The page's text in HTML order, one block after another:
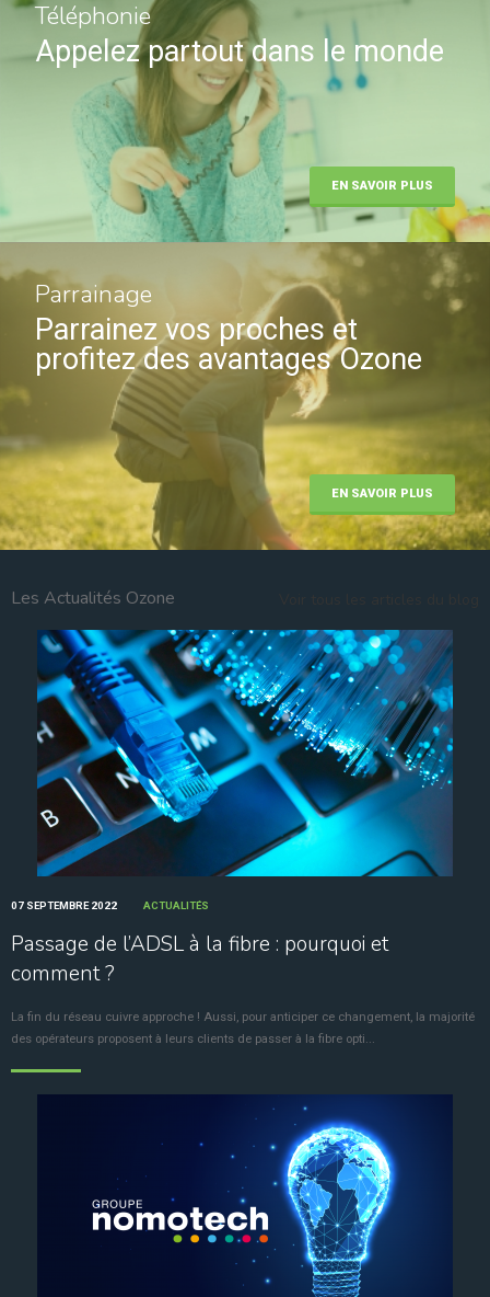
Téléphonie
Appelez partout dans le monde
EN SAVOIR PLUS
Parrainage
Parrainez vos proches et
profitez des avantages Ozone
EN SAVOIR PLUS
Les Actualités Ozone
07 SEPTEMBRE 2022 ACTUALITÉS
Passage de l’ADSL à la fibre : pourquoi et
comment ?
La fin du réseau cuivre approche ! Aussi, pour anticiper ce changement, la majorité
des opérateurs proposent à leurs clients de passer à la fibre opti...